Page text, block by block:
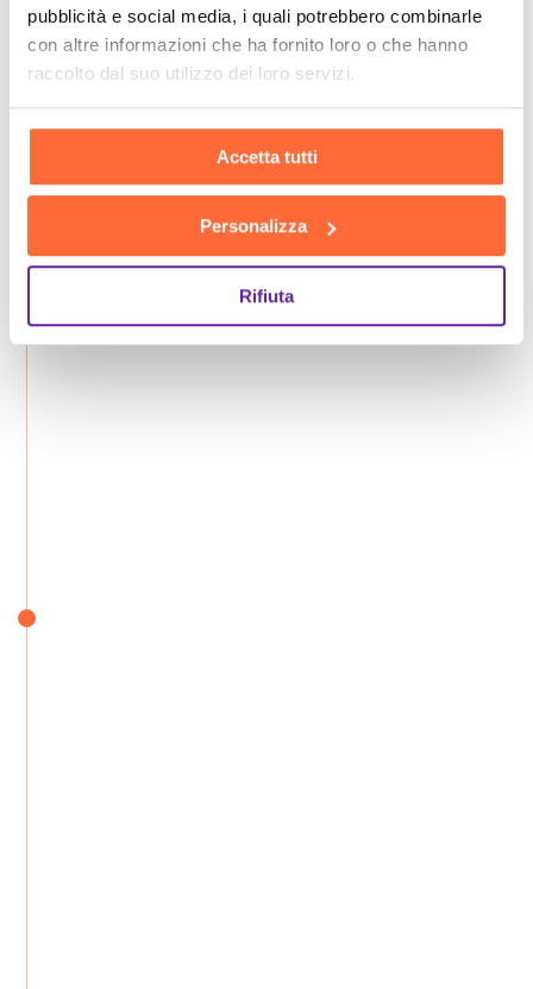
pubblicità e social media, i quali potrebbero combinarle
con altre informazioni che ha fornito loro o che hanno
raccolto dal suo utilizzo dei loro servizi.
Accetta tutti
Personalizza
Rifiuta